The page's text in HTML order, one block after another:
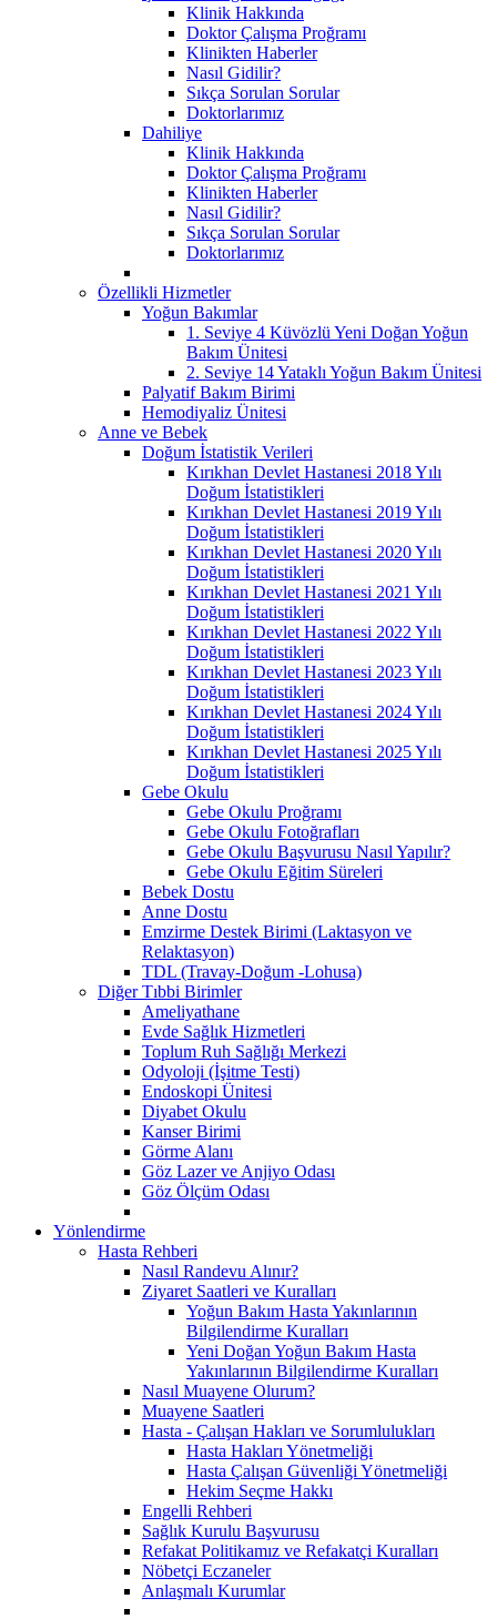
Klinik Hakkında
Doktor Çalışma Proğramı
Klinikten Haberler
Nasıl Gidilir?
Sıkça Sorulan Sorular
Doktorlarımız
Dahiliye
Klinik Hakkında
Doktor Çalışma Proğramı
Klinikten Haberler
Nasıl Gidilir?
Sıkça Sorulan Sorular
Doktorlarımız
Özellikli Hizmetler
Yoğun Bakımlar
1. Seviye 4 Küvözlü Yeni Doğan Yoğun
Bakım Ünitesi
2. Seviye 14 Yataklı Yoğun Bakım Ünitesi
Palyatif Bakım Birimi
Hemodiyaliz Ünitesi
Anne ve Bebek
Doğum İstatistik Verileri
Kırıkhan Devlet Hastanesi 2018 Yılı
Doğum İstatistikleri
Kırıkhan Devlet Hastanesi 2019 Yılı
Doğum İstatistikleri
Kırıkhan Devlet Hastanesi 2020 Yılı
Doğum İstatistikleri
Kırıkhan Devlet Hastanesi 2021 Yılı
Doğum İstatistikleri
Kırıkhan Devlet Hastanesi 2022 Yılı
Doğum İstatistikleri
Kırıkhan Devlet Hastanesi 2023 Yılı
Doğum İstatistikleri
Kırıkhan Devlet Hastanesi 2024 Yılı
Doğum İstatistikleri
Kırıkhan Devlet Hastanesi 2025 Yılı
Doğum İstatistikleri
Gebe Okulu
Gebe Okulu Proğramı
Gebe Okulu Fotoğrafları
Gebe Okulu Başvurusu Nasıl Yapılır?
Gebe Okulu Eğitim Süreleri
Bebek Dostu
Anne Dostu
Emzirme Destek Birimi (Laktasyon ve
Relaktasyon)
TDL (Travay-Doğum -Lohusa)
Diğer Tıbbi Birimler
Ameliyathane
Evde Sağlık Hizmetleri
Toplum Ruh Sağlığı Merkezi
Odyoloji (İşitme Testi)
Endoskopi Ünitesi
Diyabet Okulu
Kanser Birimi
Görme Alanı
Göz Lazer ve Anjiyo Odası
Göz Ölçüm Odası
Yönlendirme
Hasta Rehberi
Nasıl Randevu Alınır?
Ziyaret Saatleri ve Kuralları
Yoğun Bakım Hasta Yakınlarının
Bilgilendirme Kuralları
Yeni Doğan Yoğun Bakım Hasta
Yakınlarının Bilgilendirme Kuralları
Nasıl Muayene Olurum?
Muayene Saatleri
Hasta - Çalışan Hakları ve Sorumlulukları
Hasta Hakları Yönetmeliği
Hasta Çalışan Güvenliği Yönetmeliği
Hekim Seçme Hakkı
Engelli Rehberi
Sağlık Kurulu Başvurusu
Refakat Politikamız ve Refakatçi Kuralları
Nöbetçi Eczaneler
Anlaşmalı Kurumlar